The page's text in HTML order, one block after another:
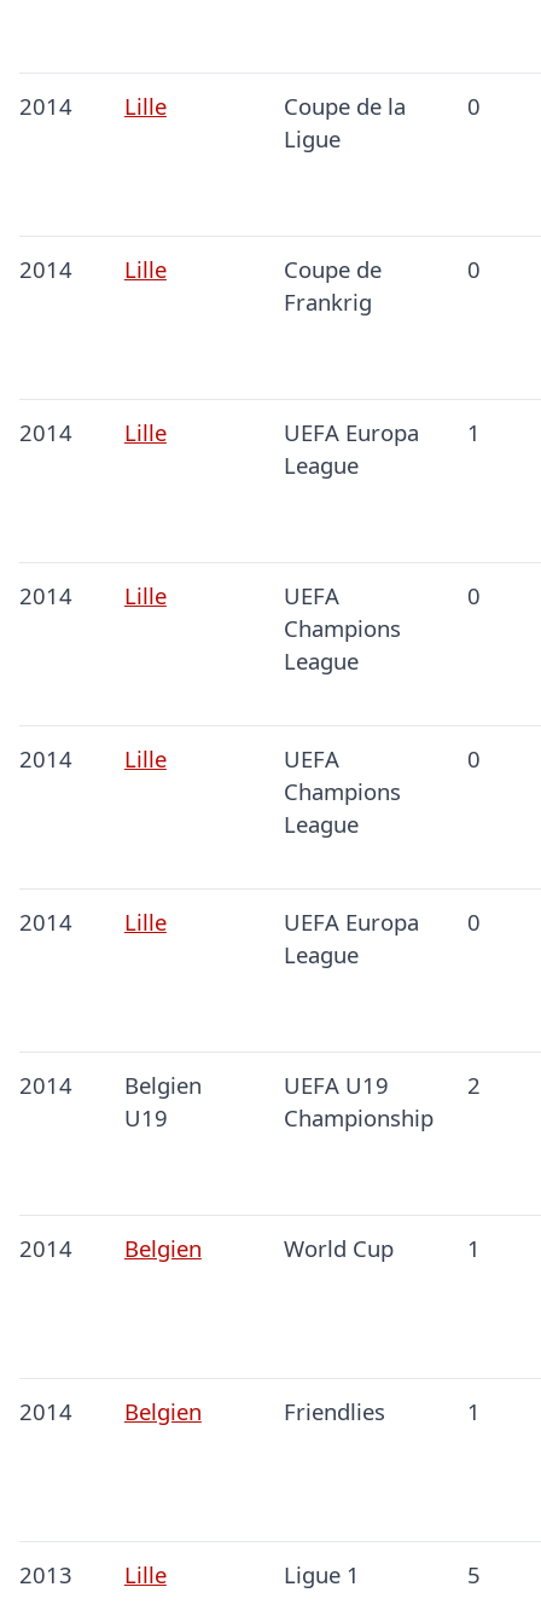
2014 Lille
Coupe de la
Ligue
0
2014 Lille
Coupe de
Frankrig
0
2014 Lille
UEFA Europa
League
1
2014 Lille
UEFA
Champions
League
0
2014 Lille
UEFA
Champions
League
0
2014 Lille
UEFA Europa
League
0
2014
Belgien
U19
UEFA U19
Championship
2
2014 Belgien World Cup 1
2014 Belgien Friendlies 1
2013 Lille Ligue 1 5